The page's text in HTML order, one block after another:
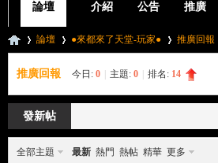
論壇 介紹 公告 推廣
論壇 ●來都來了天堂-玩家● 推廣回報
推廣回報 今日: 0 主題: 0 排名: 14
發新帖
全部主題 最新 熱門 熱帖 精華 更多